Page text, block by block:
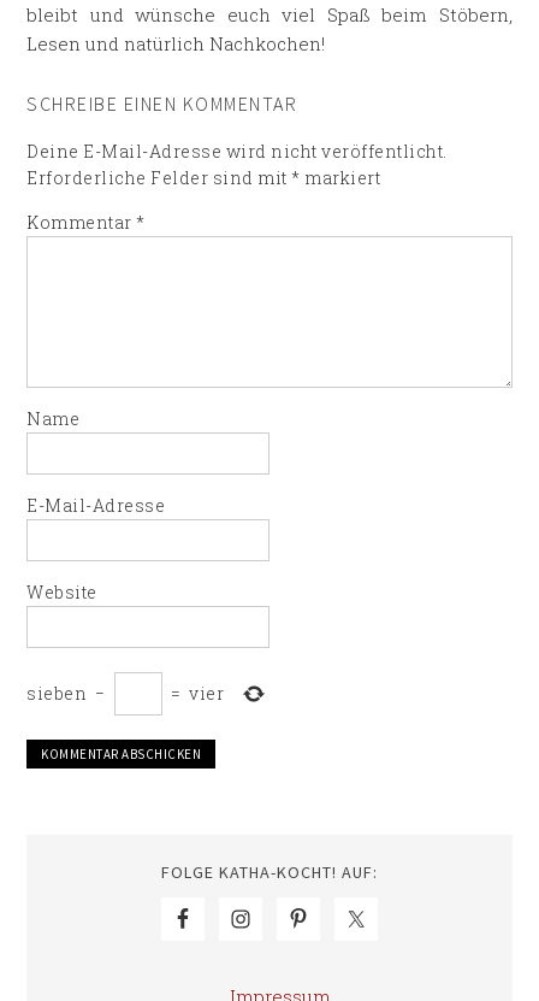
bleibt und wünsche euch viel Spaß beim Stöbern,
Lesen und natürlich Nachkochen!
SCHREIBE EINEN KOMMENTAR
Deine E-Mail-Adresse wird nicht veröffentlicht.
Erforderliche Felder sind mit* markiert
Kommentar*
Name
E-Mail-Adresse
Website
sieben − = vier
FOLGE KATHA-KOCHT! AUF: